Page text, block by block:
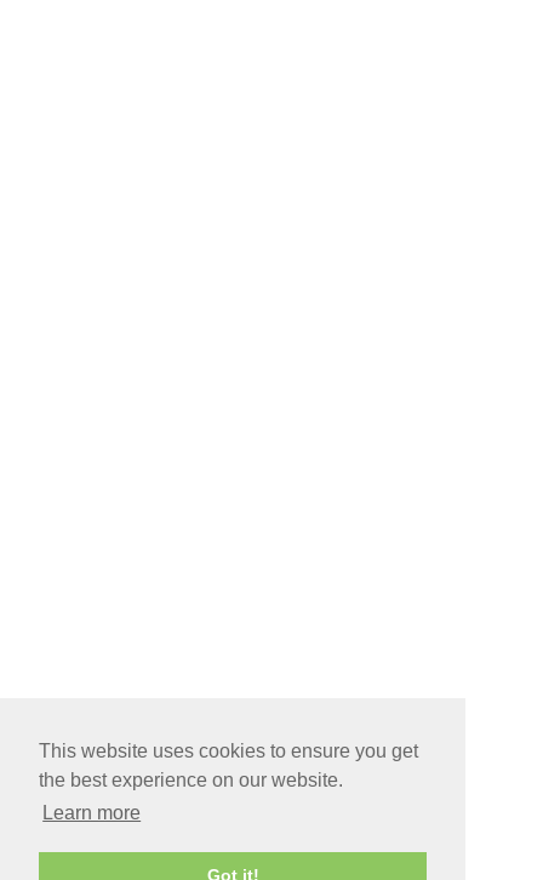
This website uses cookies to ensure you get
the best experience on our website.
Learn more
Got it!